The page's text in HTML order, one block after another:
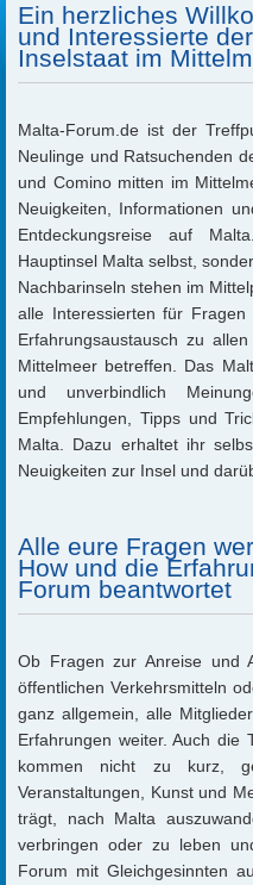
Ein herzliches
und Interessierte
Inselstaat im
Malta-Forum.de ist der
Neulinge und Ratsuchenden
und Comino mitten im
Neuigkeiten, Informationen
Entdeckungsreise auf
Hauptinsel Malta selbst,
Nachbarinseln stehen im
alle Interessierten für Fragen
Erfahrungsaustausch zu
Mittelmeer betreffen. Das
und unverbindlich
Empfehlungen, Tipps und
Malta. Dazu erhaltet ihr
Neuigkeiten zur Insel und
Alle eure Fragen
How und die
Forum beantwortet
Ob Fragen zur Anreise und
öffentlichen Verkehrsmitteln
ganz allgemein, alle
Erfahrungen weiter. Auch die
kommen nicht zu kurz,
Veranstaltungen, Kunst und
trägt, nach Malta
verbringen oder zu leben
Forum mit Gleichgesinnten